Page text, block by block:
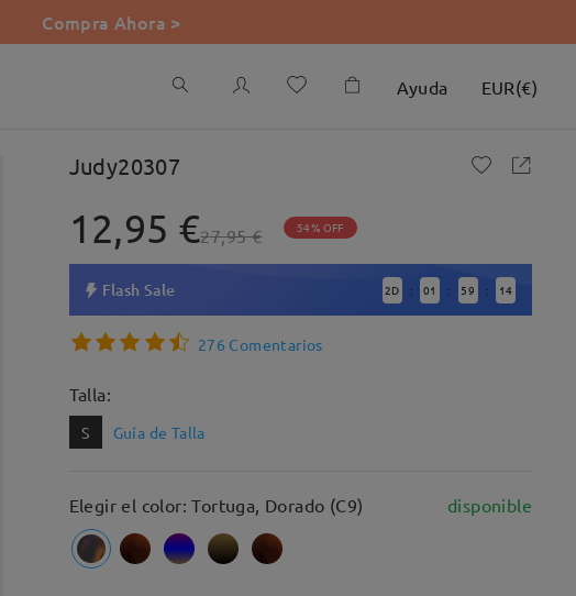
Compra Ahora >
Ayuda EUR(€)
Judy20307
12,95 €27,95 € 54% OFF
Flash Sale 2D : 01 : 59 : 13
276 Comentarios
Talla:
S Guía de Talla
Elegir el color: Tortuga, Dorado (C9) disponible